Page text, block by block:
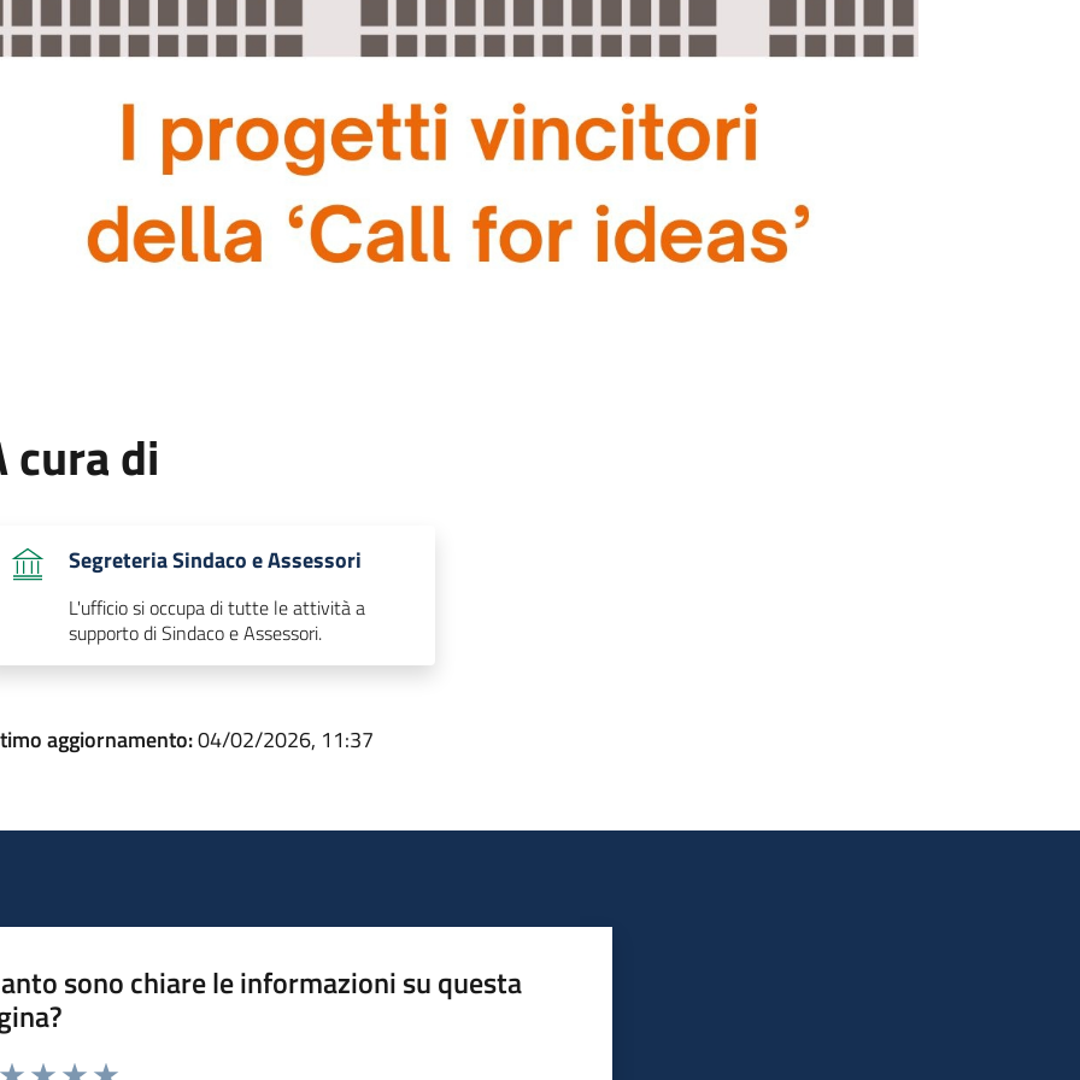
cura di
Segreteria Sindaco e Assessori
L'ufficio si occupa di tutte le attività a
supporto di Sindaco e Assessori.
aggiornamento:04/02/2026, 11:37
sono chiare le informazioni su questa
da 1 a 5 stelle la pagina